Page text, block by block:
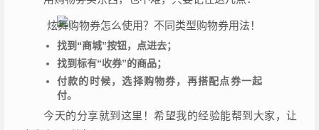
找到“商城”按钮，点进去；
找到标有“收券”的商品；
付款的时候，选择购物券，再搭配点券一起
付。
今天的分享就到这里！希望我的经验能帮到大家，让